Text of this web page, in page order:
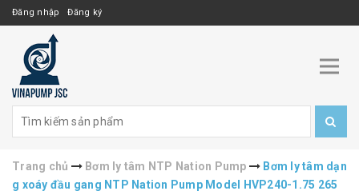
Đăng nhập Đăng ký
Trang chủ Bơm ly tâm NTP Nation Pump
Bơm ly tâm dạn
g xoáy đầu gang NTP Nation Pump Model HVP240-1.75 265